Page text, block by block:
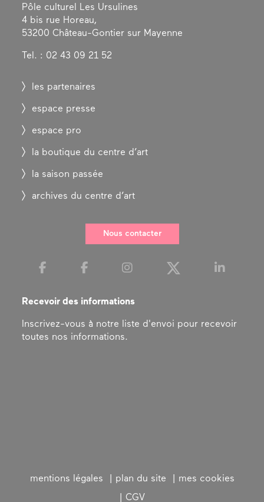
Pôle culturel Les Ursulines
4 bis rue Horeau,
53200 Château-Gontier sur Mayenne
Tel. : 02 43 09 21 52
les partenaires
espace presse
espace pro
la boutique du centre d’art
la saison passée
archives du centre d’art
Nous contacter
Recevoir des informations
Inscrivez-vous à notre liste d'envoi pour recevoir
toutes nos informations.
mentions légales plan du site
mes cookies
CGV